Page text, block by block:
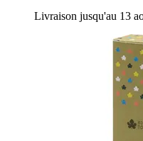
Livraison jusqu'au 13